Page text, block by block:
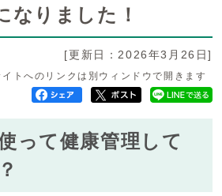
なりました！
[更新日：2026年3月26日]
トへのリンクは別ウィンドウで開きます
って健康管理して